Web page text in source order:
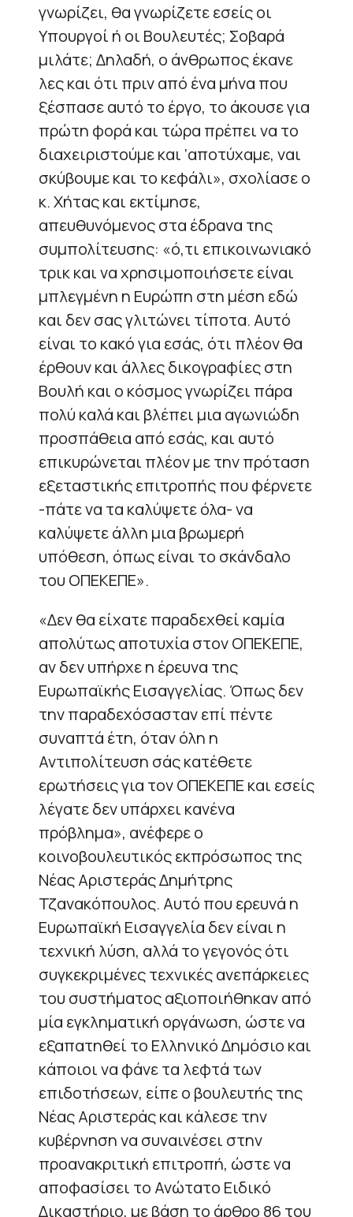
γνωρίζει, θα γνωρίζετε εσείς οι
Υπουργοί ή οι Βουλευτές; Σοβαρά
μιλάτε; Δηλαδή, ο άνθρωπος έκανε
λες και ότι πριν από ένα μήνα που
ξέσπασε αυτό το έργο, το άκουσε για
πρώτη φορά και τώρα πρέπει να το
διαχειριστούμε και ‘αποτύχαμε, ναι
σκύβουμε και το κεφάλι», σχολίασε ο
κ. Χήτας και εκτίμησε,
απευθυνόμενος στα έδρανα της
συμπολίτευσης: «ό,τι επικοινωνιακό
τρικ και να χρησιμοποιήσετε είναι
μπλεγμένη η Ευρώπη στη μέση εδώ
και δεν σας γλιτώνει τίποτα. Αυτό
είναι το κακό για εσάς, ότι πλέον θα
έρθουν και άλλες δικογραφίες στη
Βουλή και ο κόσμος γνωρίζει πάρα
πολύ καλά και βλέπει μια αγωνιώδη
προσπάθεια από εσάς, και αυτό
επικυρώνεται πλέον με την πρόταση
εξεταστικής επιτροπής που φέρνετε
-πάτε να τα καλύψετε όλα- να
καλύψετε άλλη μια βρωμερή
υπόθεση, όπως είναι το σκάνδαλο
του ΟΠΕΚΕΠΕ».
«Δεν θα είχατε παραδεχθεί καμία
απολύτως αποτυχία στον ΟΠΕΚΕΠΕ,
αν δεν υπήρχε η έρευνα της
Ευρωπαϊκής Εισαγγελίας. Όπως δεν
την παραδεχόσασταν επί πέντε
συναπτά έτη, όταν όλη η
Αντιπολίτευση σάς κατέθετε
ερωτήσεις για τον ΟΠΕΚΕΠΕ και εσείς
λέγατε δεν υπάρχει κανένα
πρόβλημα», ανέφερε ο
κοινοβουλευτικός εκπρόσωπος της
Νέας Αριστεράς Δημήτρης
Τζανακόπουλος. Αυτό που ερευνά η
Ευρωπαϊκή Εισαγγελία δεν είναι η
τεχνική λύση, αλλά το γεγονός ότι
συγκεκριμένες τεχνικές ανεπάρκειες
του συστήματος αξιοποιήθηκαν από
μία εγκληματική οργάνωση, ώστε να
εξαπατηθεί το Ελληνικό Δημόσιο και
κάποιοι να φάνε τα λεφτά των
επιδοτήσεων, είπε ο βουλευτής της
Νέας Αριστεράς και κάλεσε την
κυβέρνηση να συναινέσει στην
προανακριτική επιτροπή, ώστε να
αποφασίσει το Ανώτατο Ειδικό
Δικαστήριο, με βάση το άρθρο 86 του